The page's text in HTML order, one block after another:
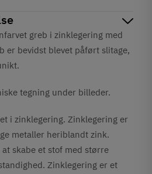
greb i zinklegering med
er bevidst blevet påført slitage,
tegning under billeder.
i zinklegering. Zinklegering er
metaller heriblandt zink.
skabe et stof med større
Zinklegering er et